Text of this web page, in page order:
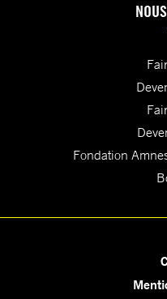
Fondation